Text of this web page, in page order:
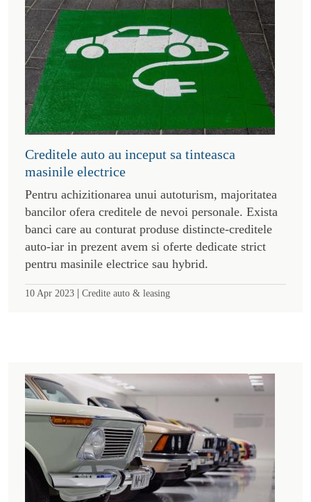
Creditele auto au inceput sa tinteasca
masinile electrice
Pentru achizitionarea unui autoturism, majoritatea
bancilor ofera creditele de nevoi personale. Exista
banci care au conturat produse distincte-creditele
auto-iar in prezent avem si oferte dedicate strict
pentru masinile electrice sau hybrid.
10 Apr 2023 | Credite auto & leasing